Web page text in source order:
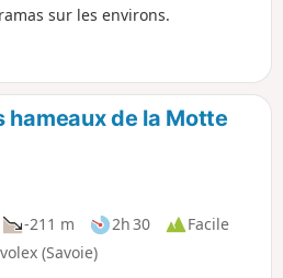
sur les environs.
hameaux de la Motte
-211 m 2h 30
Facile
(Savoie)